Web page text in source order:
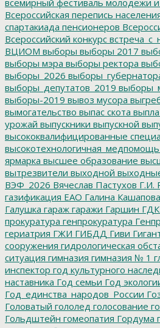
Всероссийская перепись
спартакиада пенсионеров
Всероссийский конкурс
ВЦИОМ выборы выборы 2017
выборы мэра выборы ректора
выборы_2026
выборы_депутатов_2019
выборы-2019 вывоз мусора
вымогательство выпас скота
урожай выпускники выпускной
высококвалифицированные
высокотехнологичная_медпомощь
ярмарка высшее образование
вытрезвители выходной
ВЭФ_2026 Вячеслав Пастухов Г.И.
газификация ЕАО Галина Кашапова
Галушка гараж гаражи Гаршин ГДК
прокуратура генпрокуратура
гериатрия ГЖИ ГИБДД Гиви
сооружения гидрологическая
ситуация гимназия гимназия № 1
инспектор год культурного
наставника Год семьи Год
Год_единства_народов_России
Головатый гололед голосование
Гольдштейн гомеопатия Гордума